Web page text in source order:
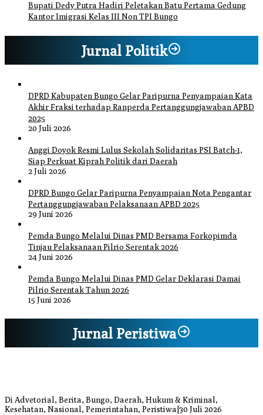
Bupati Dedy Putra Hadiri Peletakan Batu Pertama Gedung
Kantor Imigrasi Kelas III Non TPI Bungo
Jurnal Politik
DPRD Kabupaten Bungo Gelar Paripurna Penyampaian Kata
Akhir Fraksi terhadap Ranperda Pertanggungjawaban APBD
2025
20 Juli 2026
Anggi Doyok Resmi Lulus Sekolah Solidaritas PSI Batch-1,
Siap Perkuat Kiprah Politik dari Daerah
2 Juli 2026
DPRD Bungo Gelar Paripurna Penyampaian Nota Pengantar
Pertanggungjawaban Pelaksanaan APBD 2025
29 Juni 2026
Pemda Bungo Melalui Dinas PMD Bersama Forkopimda
Tinjau Pelaksanaan Pilrio Serentak 2026
24 Juni 2026
Pemda Bungo Melalui Dinas PMD Gelar Deklarasi Damai
Pilrio Serentak Tahun 2026
15 Juni 2026
Jurnal Peristiwa
Di Advetorial, Berita, Bungo, Daerah, Hukum & Kriminal,
Kesehatan, Nasional, Pemerintahan, Peristiwa 30 Juli 2026